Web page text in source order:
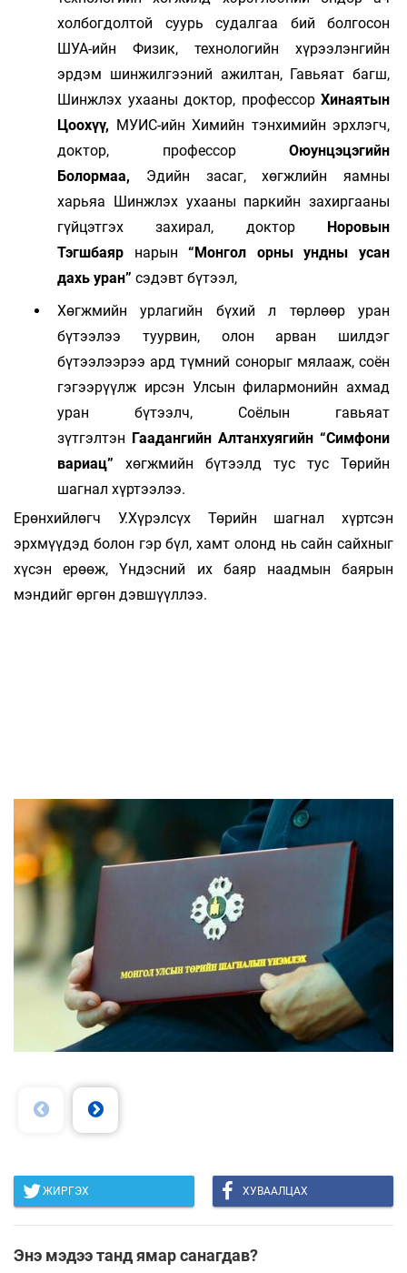
холбогдолтой суурь судалгаа бий болгосон
ШУА-ийн Физик, технологийн хүрээлэнгийн
эрдэм шинжилгээний ажилтан, Гавьяат багш,
Шинжлэх ухааны доктор, профессор Хинаятын
Цоохүү, МУИС-ийн Химийн тэнхимийн эрхлэгч,
доктор, профессор Оюунцэцэгийн
Болормаа, Эдийн засаг, хөгжлийн яамны
харьяа Шинжлэх ухааны паркийн захиргааны
гүйцэтгэх захирал, доктор Норовын
Тэгшбаяр нарын“Монгол орны ундны усан
дахь уран” сэдэвт бүтээл,
Хөгжмийн урлагийн бүхий л төрлөөр уран
бүтээлээ туурвин, олон арван шилдэг
бүтээлээрээ ард түмний сонорыг мялааж, соён
гэгээрүүлж ирсэн Улсын филармонийн ахмад
уран бүтээлч, Соёлын гавьяат
зүтгэлтэн Гаадангийн Алтанхуягийн “Симфони
вариац” хөгжмийн бүтээлд тус тус Төрийн
шагнал хүртээлээ.
Ерөнхийлөгч У.Хүрэлсүх Төрийн шагнал хүртсэн
эрхмүүдэд болон гэр бүл, хамт олонд нь сайн сайхныг
хүсэн ерөөж, Үндэсний их баяр наадмын баярын
мэндийг өргөн дэвшүүллээ.
ЖИРГЭХ ХУВААЛЦАХ
Энэ мэдээ танд ямар санагдав?